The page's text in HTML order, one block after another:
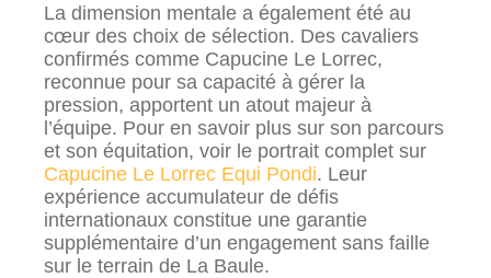
La dimension mentale a également été au
cœur des choix de sélection. Des cavaliers
confirmés comme Capucine Le Lorrec,
reconnue pour sa capacité à gérer la
pression, apportent un atout majeur à
l’équipe. Pour en savoir plus sur son parcours
et son équitation, voir le portrait complet sur
Capucine Le Lorrec Equi Pondi. Leur
expérience accumulateur de défis
internationaux constitue une garantie
supplémentaire d’un engagement sans faille
sur le terrain de La Baule.